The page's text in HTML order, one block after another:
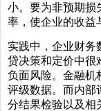
小。要为非预期损
率，使企业的收益
实践中，企业财务
贷决策和定价中很
负面风险。金融机
评级数据。而内部
分结果检验以及相